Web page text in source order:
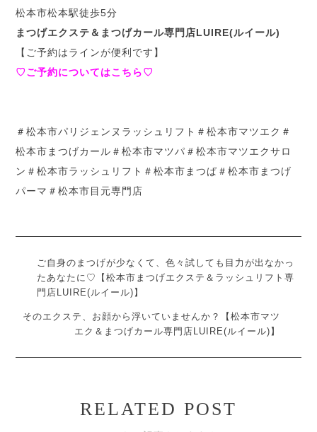
松本市松本駅徒歩5分
まつげエクステ＆まつげカール専門店LUIRE(ルイール)
【ご予約はラインが便利です】
♡ご予約についてはこちら♡
＃松本市パリジェンヌラッシュリフト＃松本市マツエク＃
松本市まつげカール＃松本市マツパ＃松本市マツエクサロ
ン＃松本市ラッシュリフト＃松本市まつぱ＃松本市まつげ
パーマ＃松本市目元専門店
ご自身のまつげが少なくて、色々試しても目力が出なかっ
たあなたに♡【松本市まつげエクステ＆ラッシュリフト専
門店LUIRE(ルイール)】
そのエクステ、お顔から浮いていませんか？【松本市マツ
エク＆まつげカール専門店LUIRE(ルイール)】
RELATED POST